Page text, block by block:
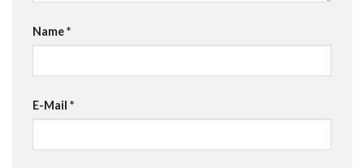
Name*
E-Mail *